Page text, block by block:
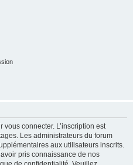
connecter. L’inscription est
Les administrateurs du forum
aux utilisateurs inscrits.
pris connaissance de nos